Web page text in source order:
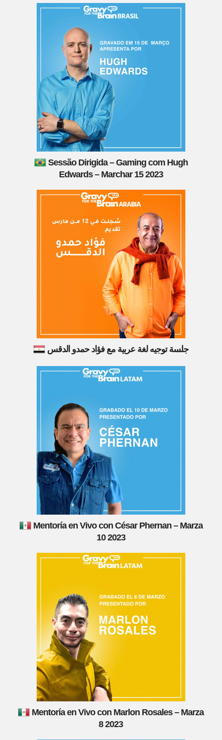
Sessão Dirigida – Gaming com Hugh
Edwards – Marchar 15 2023
جلسة توجيه لغة عربية مع فؤاد حمدو الدقس
Mentoría en Vivo con César Phernan – Marza
10 2023
Mentoría en Vivo con Marlon Rosales – Marza
8 2023